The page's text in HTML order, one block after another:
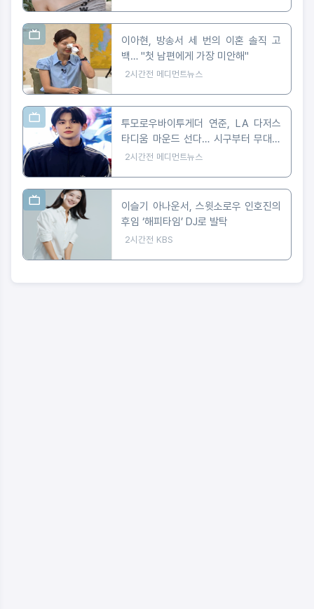
이아현, 방송서 세 번의 이혼 솔직 고
백… "첫 남편에게 가장 미안해"
2시간전 메디먼트뉴스
투모로우바이투게더 연준, LA 다저스
타디움 마운드 선다… 시구부터 무대까
지
2시간전 메디먼트뉴스
이슬기 아나운서, 스윗소로우 인호진의
후임 ‘해피타임’ DJ로 발탁
2시간전 KBS